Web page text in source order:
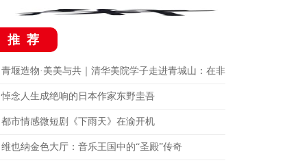
推荐
青堰造物·美美与共｜清华美院学子走进青城山：在非
遗里，看见中国的“年轻面孔”
悼念人生成绝响的日本作家东野圭吾
都市情感微短剧《下雨天》在渝开机
维也纳金色大厅：音乐王国中的“圣殿”传奇